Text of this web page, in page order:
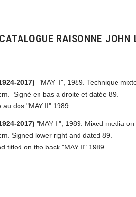
RAISONNE JOHN
2017) "MAY II", 1989. Technique
Signé en bas à droite et datée 89.
dos "MAY II" 1989.
2017) "MAY II", 1989. Mixed media on
Signed lower right and dated 89.
titled on the back "MAY II" 1989.